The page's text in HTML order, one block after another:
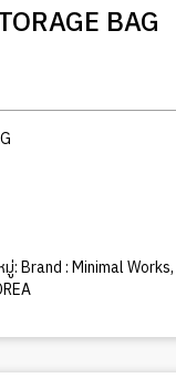
BAG
:Brand : Minimal Works,